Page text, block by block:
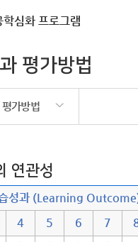
학심화 프로그램
평가방법
가방법
그램 목표
교과과정
학습성과
학생정보
교수정보
교육환경
램 학습성과
표와의 연계성
과 평가방법
연관성
성과 (Learning
4 5 6 7